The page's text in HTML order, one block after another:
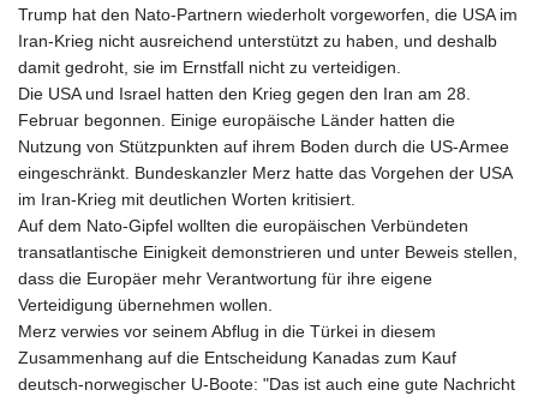
Trump hat den Nato-Partnern wiederholt vorgeworfen, die USA im
Iran-Krieg nicht ausreichend unterstützt zu haben, und deshalb
damit gedroht, sie im Ernstfall nicht zu verteidigen.
Die USA und Israel hatten den Krieg gegen den Iran am 28.
Februar begonnen. Einige europäische Länder hatten die
Nutzung von Stützpunkten auf ihrem Boden durch die US-Armee
eingeschränkt. Bundeskanzler Merz hatte das Vorgehen der USA
im Iran-Krieg mit deutlichen Worten kritisiert.
Auf dem Nato-Gipfel wollten die europäischen Verbündeten
transatlantische Einigkeit demonstrieren und unter Beweis stellen,
dass die Europäer mehr Verantwortung für ihre eigene
Verteidigung übernehmen wollen.
Merz verwies vor seinem Abflug in die Türkei in diesem
Zusammenhang auf die Entscheidung Kanadas zum Kauf
deutsch-norwegischer U-Boote: "Das ist auch eine gute Nachricht